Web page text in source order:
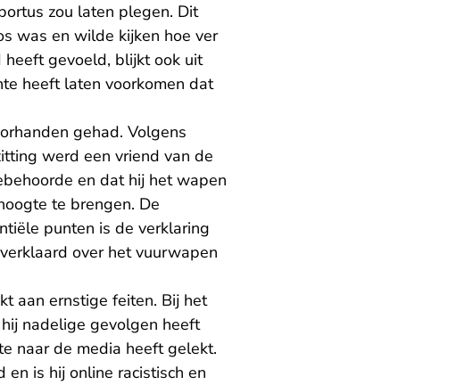
zou laten plegen. Dit
was en wilde kijken hoe ver
gevoeld, blijkt ook uit
heeft laten voorkomen dat
gehad. Volgens
werd een vriend van de
en dat hij het wapen
te brengen. De
punten is de verklaring
over het vuurwapen
aan ernstige feiten. Bij het
nadelige gevolgen heeft
naar de media heeft gelekt.
is hij online racistisch en